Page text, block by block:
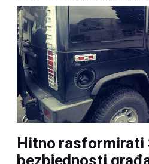
Hitno rasformirati